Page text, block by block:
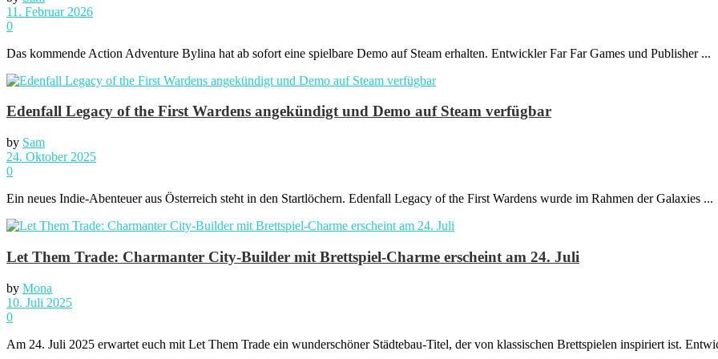
11. Februar 2026
0
Das kommende Action Adventure Bylina hat ab sofort eine spielbare Demo auf Steam erhalten. Entwickler Far Far Games und Publisher ...
Edenfall Legacy of the First Wardens angekündigt und Demo auf Steam verfügbar
by Sam
24. Oktober 2025
0
Ein neues Indie-Abenteuer aus Österreich steht in den Startlöchern. Edenfall Legacy of the First Wardens wurde im Rahmen der Galaxies ...
Let Them Trade: Charmanter City-Builder mit Brettspiel-Charme erscheint am 24. Juli
by Mona
10. Juli 2025
0
Am 24. Juli 2025 erwartet euch mit Let Them Trade ein wunderschöner Städtebau-Titel, der von klassischen Brettspielen inspiriert ist.